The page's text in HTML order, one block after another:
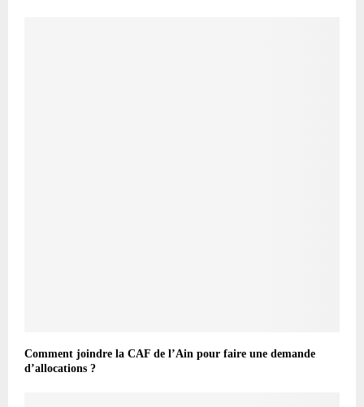
Comment joindre la CAF de l’Ain pour faire une demande
d’allocations ?